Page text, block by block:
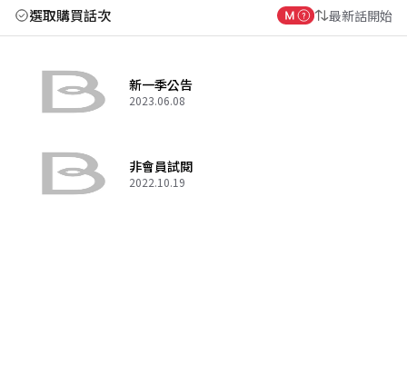
選取購買話次 最新話開始
新一季公告
2023.06.08
非會員試閱
2022.10.19